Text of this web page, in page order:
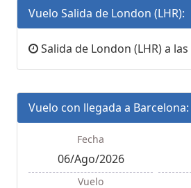
Vuelo Salida de London (LHR):
Salida de London (LHR) a las
Vuelo con llegada a Barcelona:
Fecha
06/Ago/2026
Vuelo